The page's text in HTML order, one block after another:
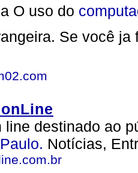
O uso do
Se você
destinado ao
Notícias,